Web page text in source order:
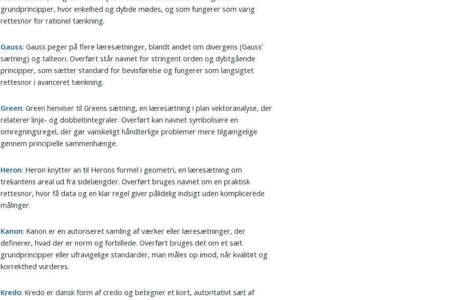
grundprincipper, hvor enkelhed og dybde mødes, og som fungerer som varig
rettesnor for rationel tænkning.
Gauss: Gauss peger på flere læresætninger, blandt andet om divergens (Gauss’
sætning) og talteori. Overført står navnet for stringent orden og dybtgående
principper, som sætter standard for bevisførelse og fungerer som langsigtet
rettesnor i avanceret tænkning.
Green: Green henviser til Greens sætning, en læresætning i plan vektoranalyse, der
relaterer linje- og dobbeltintegraler. Overført kan navnet symbolisere en
omregningsregel, der gør vanskeligt håndterlige problemer mere tilgængelige
gennem principielle sammenhænge.
Heron: Heron knytter an til Herons formel i geometri, en læresætning om
trekantens areal ud fra sidelængder. Overført bruges navnet om en praktisk
rettesnor, hvor få data og en klar regel giver pålidelig indsigt uden komplicerede
målinger.
Kanon: Kanon er en autoriseret samling af værker eller læresætninger, der
definerer, hvad der er norm og forbillede. Overført bruges det om et sæt
grundprincipper eller ufravigelige standarder, man måles op imod, når kvalitet og
korrekthed vurderes.
Kredo: Kredo er dansk form af credo og betegner et kort, autoritativt sæt af